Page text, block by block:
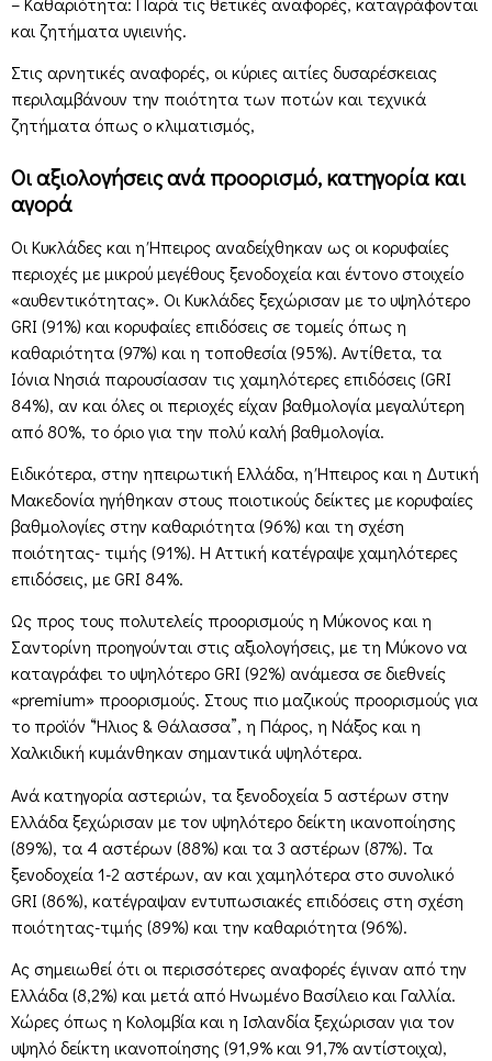
και ζητήματα υγιεινής.
Στις αρνητικές αναφορές, οι κύριες αιτίες δυσαρέσκειας
περιλαμβάνουν την ποιότητα των ποτών και τεχνικά
ζητήματα όπως ο κλιματισμός,
Οι αξιολογήσεις ανά προορισμό, κατηγορία και
αγορά
Οι Κυκλάδες και η Ήπειρος αναδείχθηκαν ως οι κορυφαίες
περιοχές με μικρού μεγέθους ξενοδοχεία και έντονο στοιχείο
«αυθεντικότητας». Οι Κυκλάδες ξεχώρισαν με το υψηλότερο
GRI (91%) και κορυφαίες επιδόσεις σε τομείς όπως η
καθαριότητα (97%) και η τοποθεσία (95%). Αντίθετα, τα
Ιόνια Νησιά παρουσίασαν τις χαμηλότερες επιδόσεις (GRI
84%), αν και όλες οι περιοχές είχαν βαθμολογία μεγαλύτερη
από 80%, το όριο για την πολύ καλή βαθμολογία.
Ειδικότερα, στην ηπειρωτική Ελλάδα, η Ήπειρος και η Δυτική
Μακεδονία ηγήθηκαν στους ποιοτικούς δείκτες με κορυφαίες
βαθμολογίες στην καθαριότητα (96%) και τη σχέση
ποιότητας- τιμής (91%). Η Αττική κατέγραψε χαμηλότερες
επιδόσεις, με GRI 84%.
Ως προς τους πολυτελείς προορισμούς η Μύκονος και η
Σαντορίνη προηγούνται στις αξιολογήσεις, με τη Μύκονο να
καταγράφει το υψηλότερο GRI (92%) ανάμεσα σε διεθνείς
«premium» προορισμούς. Στους πιο μαζικούς προορισμούς για
το προϊόν “Ήλιος & Θάλασσα”, η Πάρος, η Νάξος και η
Χαλκιδική κυμάνθηκαν σημαντικά υψηλότερα.
Ανά κατηγορία αστεριών, τα ξενοδοχεία 5 αστέρων στην
Ελλάδα ξεχώρισαν με τον υψηλότερο δείκτη ικανοποίησης
(89%), τα 4 αστέρων (88%) και τα 3 αστέρων (87%). Τα
ξενοδοχεία 1-2 αστέρων, αν και χαμηλότερα στο συνολικό
GRI (86%), κατέγραψαν εντυπωσιακές επιδόσεις στη σχέση
ποιότητας-τιμής (89%) και την καθαριότητα (96%).
Ας σημειωθεί ότι οι περισσότερες αναφορές έγιναν από την
Ελλάδα (8,2%) και μετά από Ηνωμένο Βασίλειο και Γαλλία.
Χώρες όπως η Κολομβία και η Ισλανδία ξεχώρισαν για τον
υψηλό δείκτη ικανοποίησης (91,9% και 91,7% αντίστοιχα),